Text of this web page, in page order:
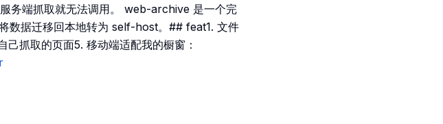
务端抓取就无法调用。 web-archive 是一个完
数据迁移回本地转为 self-host。## feat1. 文件
抓取的页面5. 移动端适配我的橱窗：